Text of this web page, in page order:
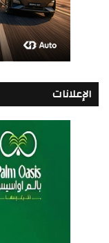
الإعلانات